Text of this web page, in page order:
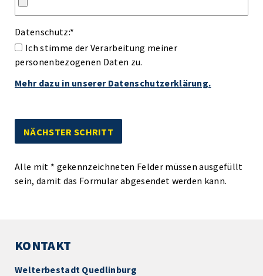
Datenschutz:*
Ich stimme der Verarbeitung meiner
personenbezogenen Daten zu.
Mehr dazu in unserer Datenschutzerklärung.
Alle mit * gekennzeichneten Felder müssen ausgefüllt
sein, damit das Formular abgesendet werden kann.
KONTAKT
Welterbestadt Quedlinburg